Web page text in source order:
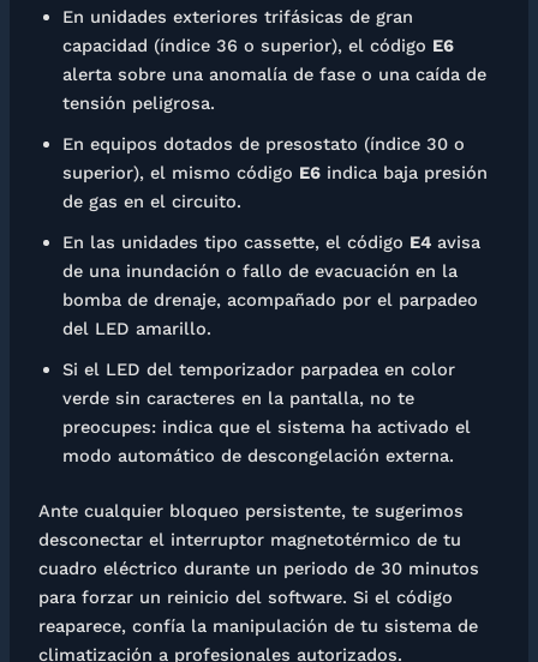
En unidades exteriores trifásicas de gran
capacidad (índice 36 o superior), el código E6
alerta sobre una anomalía de fase o una caída de
tensión peligrosa.
En equipos dotados de presostato (índice 30 o
superior), el mismo código E6indica baja presión
de gas en el circuito.
En las unidades tipo cassette, el código E4avisa
de una inundación o fallo de evacuación en la
bomba de drenaje, acompañado por el parpadeo
del LED amarillo.
Si el LED del temporizador parpadea en color
verde sin caracteres en la pantalla, no te
preocupes: indica que el sistema ha activado el
modo automático de descongelación externa.
Ante cualquier bloqueo persistente, te sugerimos
desconectar el interruptor magnetotérmico de tu
cuadro eléctrico durante un periodo de 30 minutos
para forzar un reinicio del software. Si el código
reaparece, confía la manipulación de tu sistema de
climatización a profesionales autorizados.